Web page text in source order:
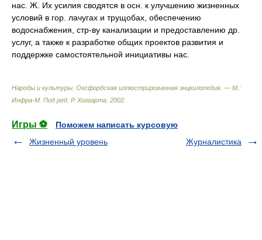
нас. Ж. Их усилия сводятся в осн. к улучшению жизненных
условий в гор. лачугах и трущобах, обеспечению
водоснабжения, стр-ву канализации и предоставлению др.
услуг, а также к разработке общих проектов развития и
поддержке самостоятельной инициативы нас.
Народы и культуры. Оксфордская иллюстрированная энцкилопедия. — М.:
Инфра-М Под ред. Р. Хоггарта 2002
Игры ⚽
Поможем написать курсовую
Жизненный уровень
Журналистика